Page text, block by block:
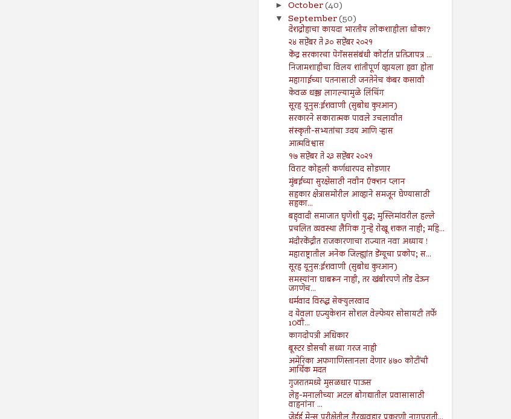
► October(40)
▼ September(50)
देशद्रोहाचा कायदा भारतीय लोकशाहीला धोका?
२४ सप्टेंबर ते ३० सप्टेंबर २०२१
केंद्र सरकारचा पेगॅसससंबंधी कोर्टात प्रतिज्ञापत्र ...
निजामशाहीचा विलय शांतीपूर्ण व्हायला हवा होता
महागाईच्या पतनासाठी जनतेनेच कंबर कसावी
केवळ धक्का लागल्यामुळे लिंचिंग
सूरह यूनुस:ईशवाणी (सुबोध कुरआन)
सरकारने सकारात्मक पावले उचलावीत
संस्कृती-सभ्यतांचा उदय आणि ऱ्हास
आत्मविश्वास
१७ सप्टेंबर ते २३ सप्टेंबर २०२१
विराट कोहली कर्णधारपद सोडणार
मुंबईच्या सुरक्षेसाठी नवीन ऍक्शन प्लान
सहकार क्षेत्रासमोरील आव्हाने समजून घेण्यासाठी
सहका...
बहुवादी समाजात घृणेशी युद्ध; मुस्लिमांवरील हल्ले
प्रचलित व्यवस्था लैंगिक गुन्हे रोखू शकत नाही; महि...
मंदीरकेंद्रीत राजकारणाचा राज्यात नवा अध्याय !
महाराष्ट्रातील अनेक जिल्ह्यांत डेंग्यूचा प्रकोप; स...
सूरह यूनुस:ईशवाणी (सुबोध कुरआन)
समस्यांना घाबरून नाही, तर खंबीरपणे तोंड देऊन
जगणेच...
धर्मवाद विरुद्ध सेक्युलरवाद
द येवला एज्युकेशन सोशल वेल्फेयर सोसायटी तर्फे
10वी...
कागदोपत्री अधिकार
बूस्टर डोसची सध्या गरज नाही
अमेरिका अफगाणिस्तानला देणार ४७० कोटींची
आर्थिक मदत
गुजरातमध्ये मुसळधार पाऊस
लेह-मनालीच्या अटल बोगद्यातील प्रवासासाठी
वाहनांना ...